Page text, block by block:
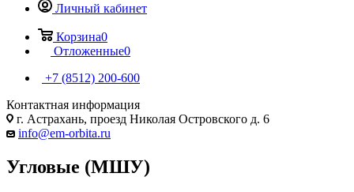
Личный кабинет
Корзина0
Отложенные0
+7 (8512) 200-600
Контактная информация
г. Астрахань, проезд Николая Островского д. 6
info@em-orbita.ru
Угловые (МШУ)